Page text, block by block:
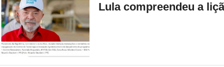
Lula compreendeu a